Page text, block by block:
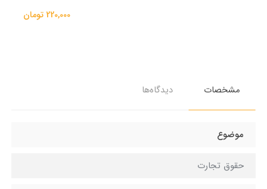
220,000 تومان
مشخصات دیدگاه‌ها
موضوع
حقوق تجارت